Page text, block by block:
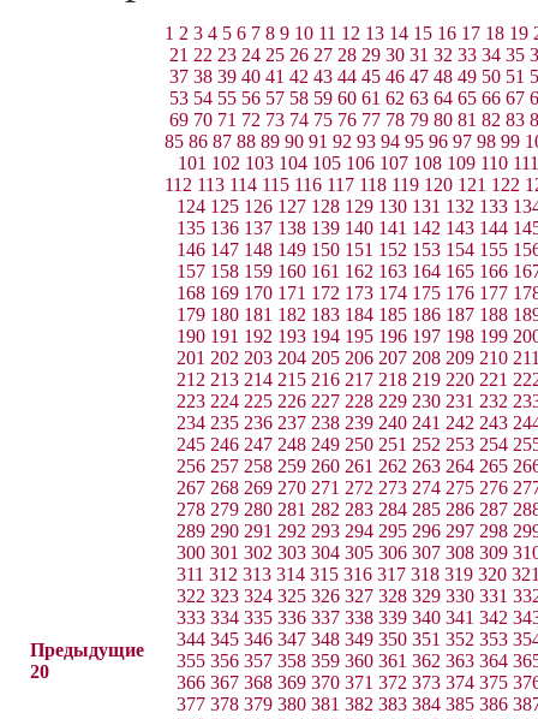
Предыдущие
20
1 2 3 4 5 6 7 8 9 10 11 12 13 14 15 16 17 18 19
21 22 23 24 25 26 27 28 29 30 31 32 33 34 35
37 38 39 40 41 42 43 44 45 46 47 48 49 50 51
53 54 55 56 57 58 59 60 61 62 63 64 65 66 67
69 70 71 72 73 74 75 76 77 78 79 80 81 82 83
85 86 87 88 89 90 91 92 93 94 95 96 97 98 99
101 102 103 104 105 106 107 108 109 110 111
112 113 114 115 116 117 118 119 120 121 122
124 125 126 127 128 129 130 131 132 133
135 136 137 138 139 140 141 142 143 144
146 147 148 149 150 151 152 153 154 155
157 158 159 160 161 162 163 164 165 166
168 169 170 171 172 173 174 175 176 177
179 180 181 182 183 184 185 186 187 188
190 191 192 193 194 195 196 197 198 199
201 202 203 204 205 206 207 208 209 210
212 213 214 215 216 217 218 219 220 221
223 224 225 226 227 228 229 230 231 232
234 235 236 237 238 239 240 241 242 243
245 246 247 248 249 250 251 252 253 254
256 257 258 259 260 261 262 263 264 265
267 268 269 270 271 272 273 274 275 276
278 279 280 281 282 283 284 285 286 287
289 290 291 292 293 294 295 296 297 298
300 301 302 303 304 305 306 307 308 309
311 312 313 314 315 316 317 318 319 320
322 323 324 325 326 327 328 329 330 331
333 334 335 336 337 338 339 340 341 342
344 345 346 347 348 349 350 351 352 353
355 356 357 358 359 360 361 362 363 364
366 367 368 369 370 371 372 373 374 375
377 378 379 380 381 382 383 384 385 386